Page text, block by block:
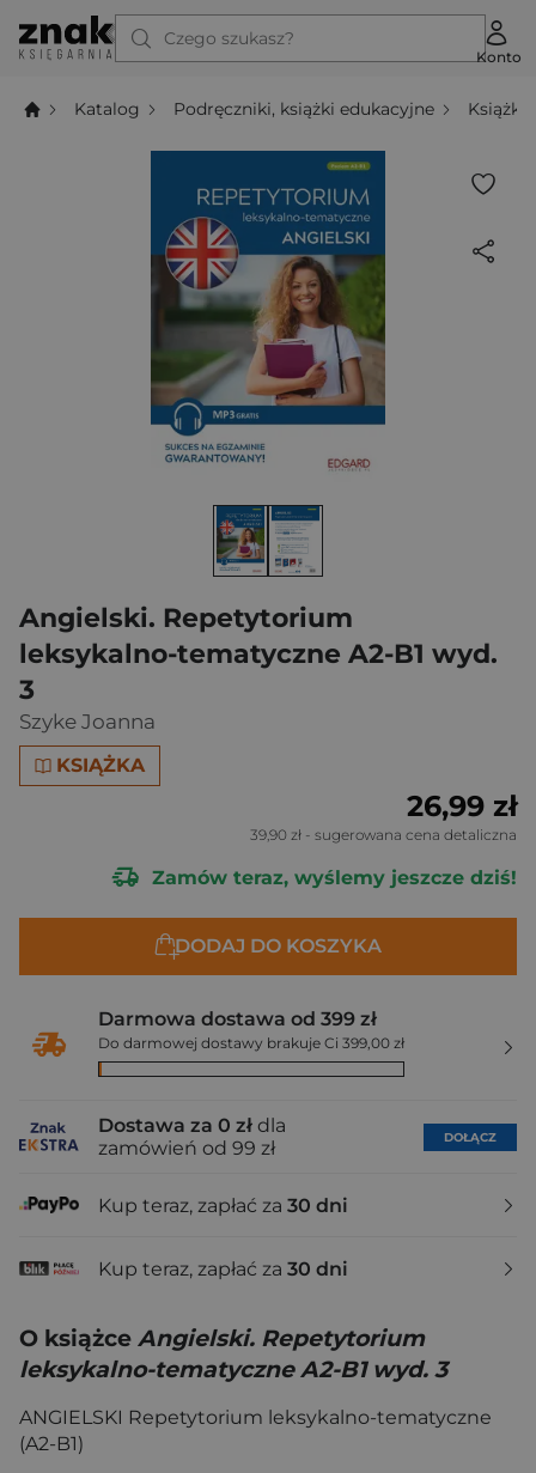
Czego szukasz?
Konto
Katalog Podręczniki, książki edukacyjne Książki
Angielski. Repetytorium
leksykalno-tematyczne A2-B1 wyd.
3
Szyke Joanna
KSIĄŻKA
26,99 zł
39,90 zł - sugerowana cena detaliczna
Zamów teraz, wyślemy jeszcze dziś!
DODAJ DO KOSZYKA
Darmowa dostawa od 399 zł
Do darmowej dostawy brakuje Ci 399,00 zł
Dostawa za 0 zł dla
zamówień od 99 zł
DOŁĄCZ
Kup teraz, zapłać za 30 dni
Kup teraz, zapłać za 30 dni
O książce Angielski. Repetytorium
leksykalno-tematyczne A2-B1 wyd. 3
ANGIELSKI Repetytorium leksykalno-tematyczne
(A2-B1)